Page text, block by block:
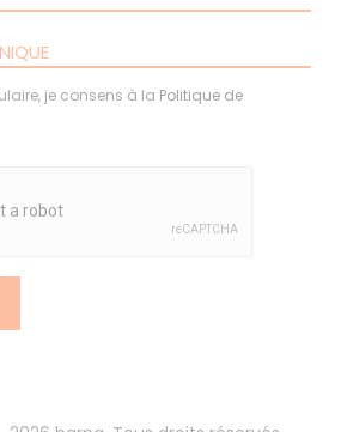
je consens à la Politique de